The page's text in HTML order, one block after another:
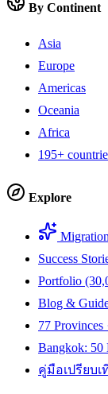
By Continent
Asia
Europe
Americas
Oceania
Africa
195+
Explore
Success
Portfolio
Blog &
77 Provinces
Bangkok: 50
คู่มือเปรียบเ